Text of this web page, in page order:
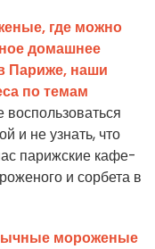
где можно
домашнее
Париже, наши
по темам
и не узнать, что
парижские кафе-
и сорбета в
мороженые